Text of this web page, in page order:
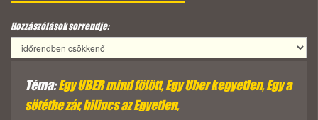
Hozzászólások sorrendje:
Téma:Egy UBER mind fölött, Egy Uber kegyetlen, Egy a
sötétbe zár, bilincs az Egyetlen,